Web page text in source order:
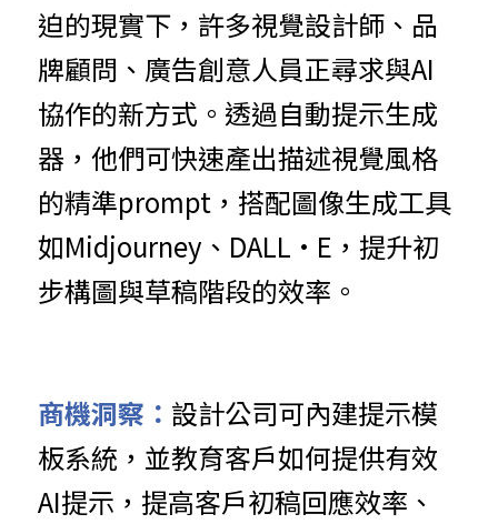
迫的現實下，許多視覺設計師、品
牌顧問、廣告創意人員正尋求與AI
協作的新方式。透過自動提示生成
器，他們可快速產出描述視覺風格
的精準prompt，搭配圖像生成工具
如Midjourney、DALL·E，提升初
步構圖與草稿階段的效率。
商機洞察： 設計公司可內建提示模
板系統，並教育客戶如何提供有效
AI提示，提高客戶初稿回應效率、